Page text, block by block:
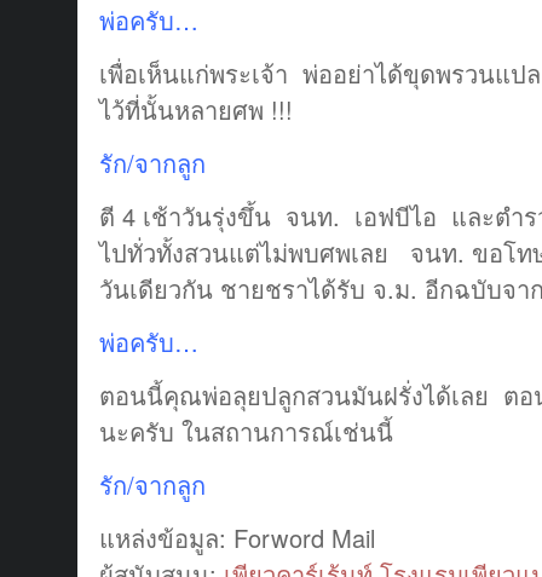
พ่อครับ…
เพื่อเห็นแก่พระเจ้า พ่ออย่าได้ขุดพรวนแ
ไว้ที่นั้นหลายศพ !!!
รัก/จากลูก
ตี 4 เช้าวันรุ่งขึ้น จนท. เอฟบีไอ และตำ
ไปทั่วทั้งสวนแต่ไม่พบศพเลย จนท. ขอโ
วันเดียวกัน ชายชราได้รับ จ.ม. อีกฉบับจ
พ่อครับ…
ตอนนี้คุณพ่อลุยปลูกสวนมันฝรั่งได้เลย ตอ
นะครับ ในสถานการณ์เช่นนี้
รัก/จากลูก
แหล่งข้อมูล: Forword Mail